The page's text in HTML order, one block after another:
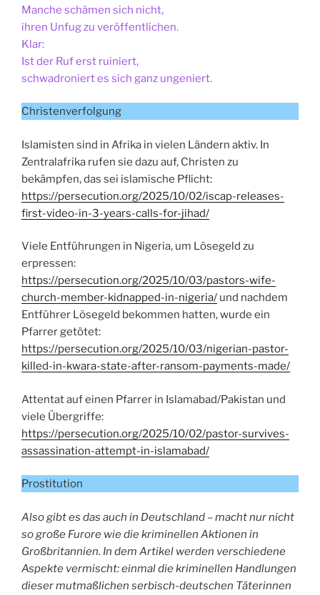
Manche schämen sich nicht,
ihren Unfug zu veröffentlichen.
Klar:
Ist der Ruf erst ruiniert,
schwadroniert es sich ganz ungeniert.
Christenverfolgung
Islamisten sind in Afrika in vielen Ländern aktiv. In
Zentralafrika rufen sie dazu auf, Christen zu
bekämpfen, das sei islamische Pflicht:
https://persecution.org/2025/10/02/iscap-releases-
first-video-in-3-years-calls-for-jihad/
Viele Entführungen in Nigeria, um Lösegeld zu
erpressen:
https://persecution.org/2025/10/03/pastors-wife-
church-member-kidnapped-in-nigeria/ und nachdem
Entführer Lösegeld bekommen hatten, wurde ein
Pfarrer getötet:
https://persecution.org/2025/10/03/nigerian-pastor-
killed-in-kwara-state-after-ransom-payments-made/
Attentat auf einen Pfarrer in Islamabad/Pakistan und
viele Übergriffe:
https://persecution.org/2025/10/02/pastor-survives-
assassination-attempt-in-islamabad/
Prostitution
Also gibt es das auch in Deutschland – macht nur nicht
so große Furore wie die kriminellen Aktionen in
Großbritannien. In dem Artikel werden verschiedene
Aspekte vermischt: einmal die kriminellen Handlungen
dieser mutmaßlichen serbisch-deutschen Täterinnen